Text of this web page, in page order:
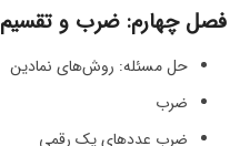
فصل چهارم: ضرب و تقسیم
حل مسئله: روش‌های نمادین
ضرب
ضرب عددهای یک رقمی